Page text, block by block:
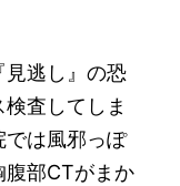
見逃し』の恐
査してしま
では風邪っぽ
腹部CTがまか